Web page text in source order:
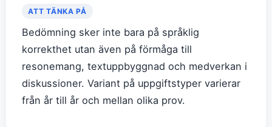
ATT TÄNKA PÅ
Bedömning sker inte bara på språklig
korrekthet utan även på förmåga till
resonemang, textuppbyggnad och medverkan i
diskussioner. Variant på uppgiftstyper varierar
från år till år och mellan olika prov.